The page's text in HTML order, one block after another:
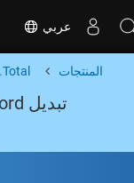
عربي
المنتجات